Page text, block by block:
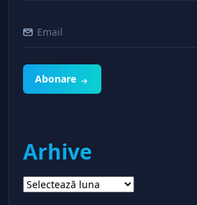
Abonare
Arhive
Arhive